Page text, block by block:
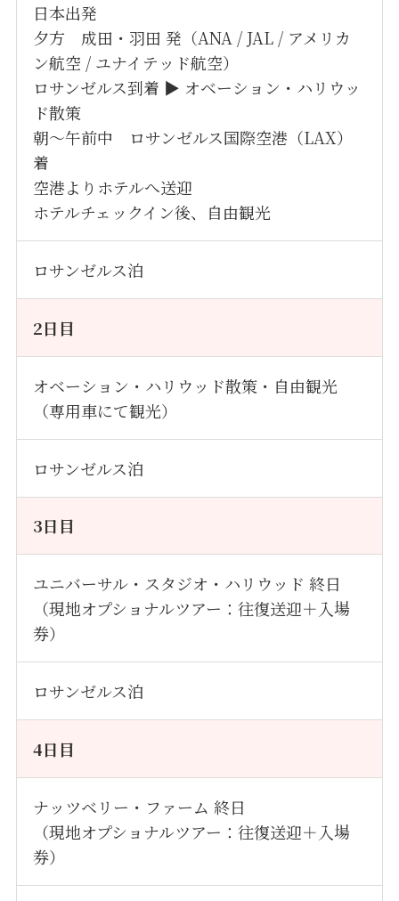
日本出発
夕方 成田・羽田 発（ANA / JAL / アメリカ
ン航空 / ユナイテッド航空）
ロサンゼルス到着 ▶ オベーション・ハリウッ
ド散策
朝〜午前中 ロサンゼルス国際空港（LAX）
着
空港よりホテルへ送迎
ホテルチェックイン後、自由観光
ロサンゼルス泊
2日目
オベーション・ハリウッド散策・自由観光
（専用車にて観光）
ロサンゼルス泊
3日目
ユニバーサル・スタジオ・ハリウッド 終日
（現地オプショナルツアー：往復送迎＋入場
券）
ロサンゼルス泊
4日目
ナッツベリー・ファーム 終日
（現地オプショナルツアー：往復送迎＋入場
券）